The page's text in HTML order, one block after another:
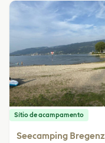
Sítio de acampamento
Seecamping Bregenz